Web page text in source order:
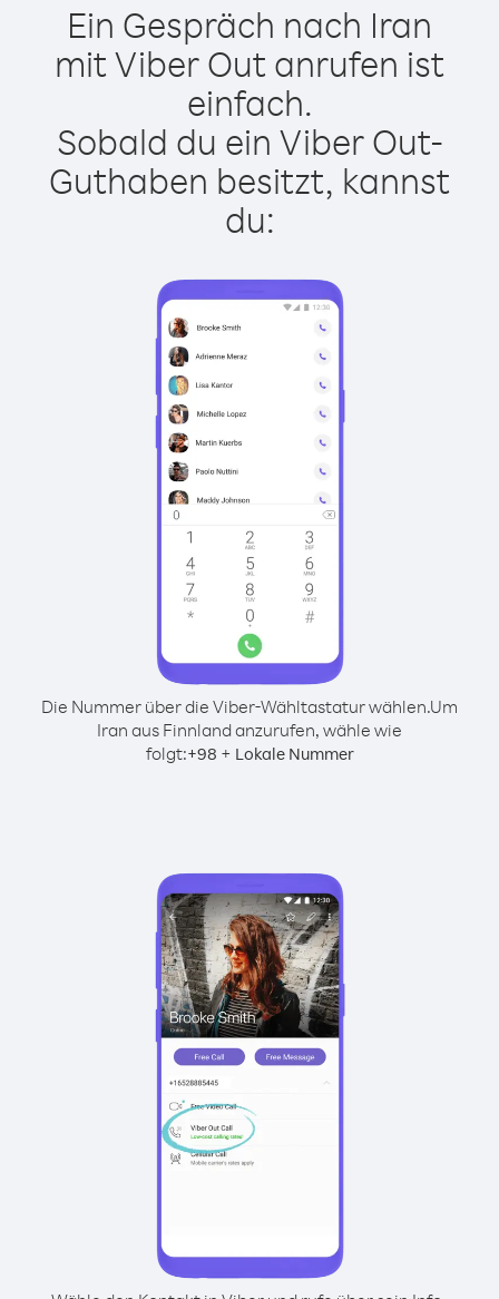
Ein Gespräch nach Iran
mit Viber Out anrufen ist
einfach.
Sobald du ein Viber Out-
Guthaben besitzt, kannst
du:
Die Nummer über die Viber-Wähltastatur wählen.Um
Iran aus Finnland anzurufen, wähle wie
folgt:+98 + Lokale Nummer